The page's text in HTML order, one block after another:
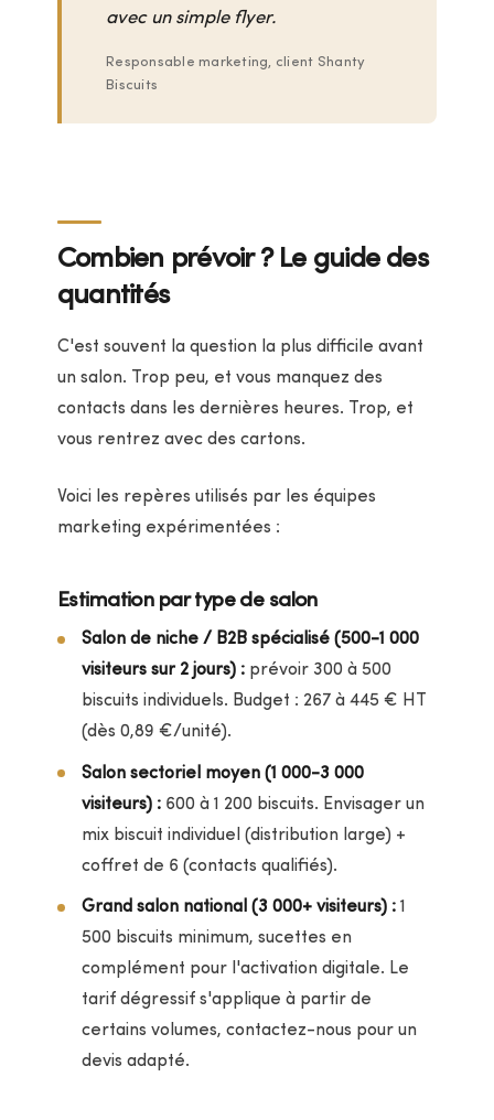
avec un simple flyer.
Responsable marketing, client Shanty
Biscuits
Combien prévoir ? Le guide des
quantités
C'est souvent la question la plus difficile avant
un salon. Trop peu, et vous manquez des
contacts dans les dernières heures. Trop, et
vous rentrez avec des cartons.
Voici les repères utilisés par les équipes
marketing expérimentées :
Estimation par type de salon
Salon de niche / B2B spécialisé (500-1 000
visiteurs sur 2 jours) : prévoir 300 à 500
biscuits individuels. Budget : 267 à 445 € HT
(dès 0,89 €/unité).
Salon sectoriel moyen (1 000-3 000
visiteurs) : 600 à 1 200 biscuits. Envisager un
mix biscuit individuel (distribution large) +
coffret de 6 (contacts qualifiés).
Grand salon national (3 000+ visiteurs) : 1
500 biscuits minimum, sucettes en
complément pour l'activation digitale. Le
tarif dégressif s'applique à partir de
certains volumes, contactez-nous pour un
devis adapté.